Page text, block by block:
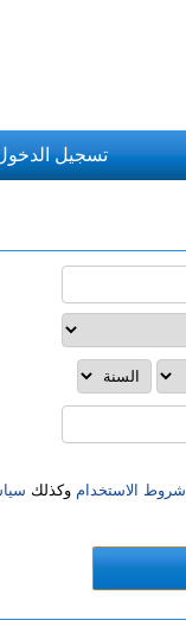
تسجيل
شروط الاستخدام وكذلك